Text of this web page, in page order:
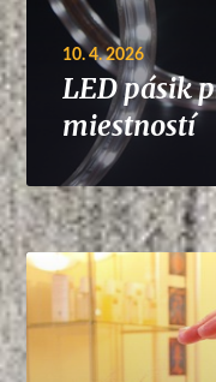
10. 4. 2026
LED pásik
miestností